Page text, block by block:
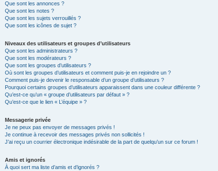
Que sont les annonces ?
Que sont les notes ?
Que sont les sujets verrouillés ?
Que sont les icônes de sujet ?
Niveaux des utilisateurs et groupes d’utilisateurs
Que sont les administrateurs ?
Que sont les modérateurs ?
Que sont les groupes d’utilisateurs ?
Où sont les groupes d’utilisateurs et comment puis-je en rejoindre un ?
Comment puis-je devenir le responsable d’un groupe d’utilisateurs ?
Pourquoi certains groupes d’utilisateurs apparaissent dans une couleur différente ?
Qu’est-ce qu’un « groupe d’utilisateurs par défaut » ?
Qu’est-ce que le lien « L’équipe » ?
Messagerie privée
Je ne peux pas envoyer de messages privés !
Je continue à recevoir des messages privés non sollicités !
J’ai reçu un courrier électronique indésirable de la part de quelqu’un sur ce forum !
Amis et ignorés
À quoi sert ma liste d’amis et d’ignorés ?